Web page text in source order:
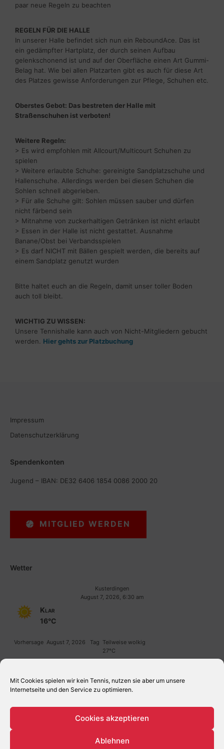
Mit Cookies spielen wir kein Tennis, nutzen sie aber um unsere
Internetseite und den Service zu optimieren.
Cookies akzeptieren
Ablehnen
paar neue Regeln zu beachten
REGELN FÜR DIE HALLE
In unserer Halle befindet sich nun ein ReboundAce. Das ist
ein gedämpfter Hartplatz, der durch seinen Aufbau
gelenkschonend ist und auf der Oberfläche einen Art Gummi-
Belag hat. Wie bei allen Platzarten gibt es auch für diese Art
des Platzes gewisse Anforderungen zur Pflege, Schuhen etc.
Oberstes Gebot: Das bestreten der Halle mit
Straßenschuhen ist verboten!
Weitere Regeln:
> Es wird empfohlen mit Allcourt/Multicourt Schuhen zu
spielen
> Weitere erlaubte Schuhe: gereinigte Sandplatzschuhe und
Hallenschuhe. Allerdings werden bei diesen Schuhen die
Sohlen schnell abgerieben.
> Für alle Schuhe gilt: Sohlen müssen sauber und dürfen
nicht färbend sein
> Mitnahme von zuckerhaltigen Getränken ist nicht erlaubt
> Essen in der Halle ist nicht gestattet. Ausnahme
Banane/Obst bei Verbandsspielen
> Es darf NICHT mit Bällen gespielt werden, die bereits auf
einem Sandplatz genutzt wurden
Bitte haltet euch an die Regeln, damit unser toller Boden
auch toll bleibt.
WICHTIG ZU WISSEN:
Unsere Tennishalle kann auch von Nicht-Mitgliedern gebucht
werden. Hier gehts zur Platzbuchung
Impressum
Datenschutzerklärung
Spendenkonten
Jugend – IBAN: DE32 6406 1854 0086 2000 20
MITGLIED WERDEN
Wetter
Kusterdingen
August 7, 2026, 6:30 am
Klar
16°C
Vorhersage August 7, 2026 Tag Teilweise wolkig
27°C